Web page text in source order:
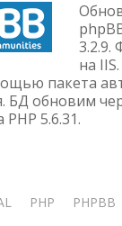
3.2.9.
на
пакета
БД обновим
5.6.31.
PHP PHPBB